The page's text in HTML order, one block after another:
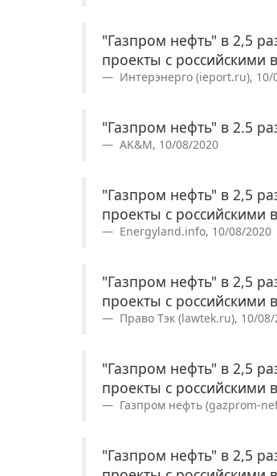
"Газпром нефть" в 2,5
проекты с российскими
Интерэнерго (ieport.ru), 10/
"Газпром нефть" в 2.5
AK&M, 10/08/2020
"Газпром нефть" в 2,5
проекты с российскими
Energyland.info, 10/08/2020
"Газпром нефть" в 2,5
проекты с российскими
Право Тэк (lawtek.ru), 10/08/
"Газпром нефть" в 2,5
проекты с российскими
Газпром нефть (gazprom-
"Газпром нефть" в 2,5